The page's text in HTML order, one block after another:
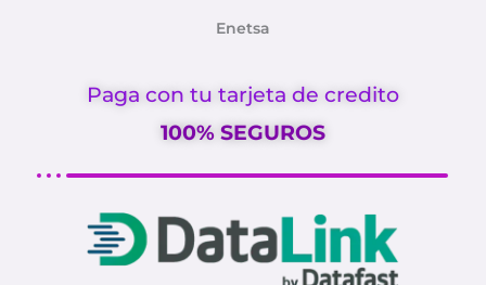
Enetsa
Paga con tu tarjeta de credito
100% SEGUROS